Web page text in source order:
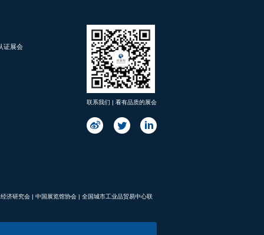
证展会
联系我们 | 看有品质的展会
济研究会 | 中国展览馆协会 | 全国城市工业品贸易中心联